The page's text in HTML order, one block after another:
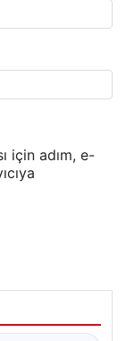
için adım, e-